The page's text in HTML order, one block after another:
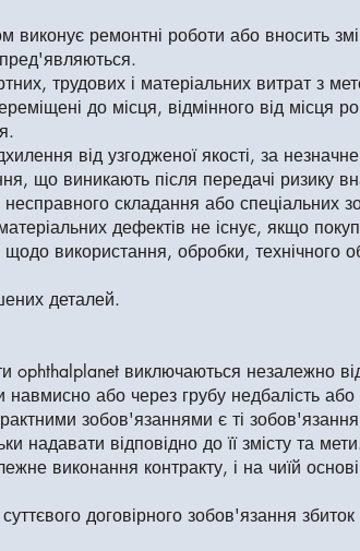
ремонтні роботи або вносить
трудових і матеріальних витрат з
до місця, відмінного від місця
від узгодженої якості, за
що виникають після передачі ризику
складання або спеціальних
дефектів не існує, якщо
щодо використання, обробки, технічного
деталей.
ophthalplanet виключаються незалежно
навмисно або через грубу недбалість
зобов'язаннями є ті
надавати відповідно до її змісту та
виконання контракту, і на чиїй
договірного зобов'язання